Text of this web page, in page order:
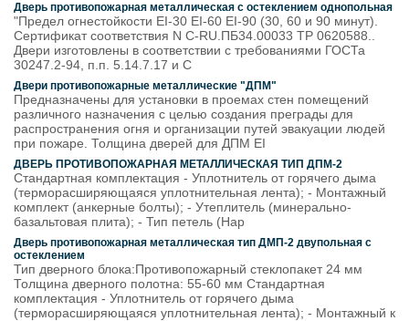
Дверь противопожарная металлическая с остеклением однопольная
"Предел огнестойкости EI-30 EI-60 EI-90 (30, 60 и 90 минут).
Сертификат соответствия N С-RU.ПБ34.00033 ТР 0620588..
Двери изготовлены в соответствии с требованиями ГОСТа
30247.2-94, п.п. 5.14.7.17 и С
Двери противопожарные металлические "ДПМ"
Предназначены для установки в проемах стен помещений
различного назначения с целью создания преграды для
распространения огня и организации путей эвакуации людей
при пожаре. Толщина дверей для ДПМ EI
ДВЕРЬ ПРОТИВОПОЖАРНАЯ МЕТАЛЛИЧЕСКАЯ ТИП ДПМ-2
Стандартная комплектация - Уплотнитель от горячего дыма
(терморасширяющаяся уплотнительная лента); - Монтажный
комплект (анкерные болты); - Утеплитель (минерально-
базальтовая плита); - Тип петель (Нар
Дверь противопожарная металлическая тип ДМП-2 двупольная с
остеклением
Тип дверного блока:Противопожарный стеклопакет 24 мм
Толщина дверного полотна: 55-60 мм Стандартная
комплектация - Уплотнитель от горячего дыма
(терморасширяющаяся уплотнительная лента); - Монтажный к